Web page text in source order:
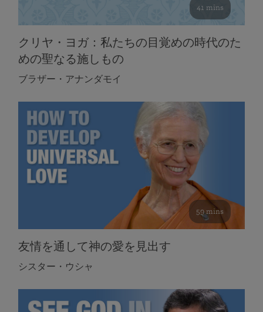
41 mins
クリヤ・ヨガ：私たちの目覚めの時代のた
めの聖なる施しもの
ブラザー・アナンダモイ
59 mins
友情を通して神の愛を見出す
シスター・ウシャ